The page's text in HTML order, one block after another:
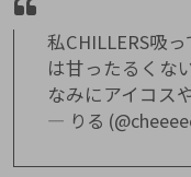
私CHILLERS吸
は甘ったるくな
なみにアイコス
— りる